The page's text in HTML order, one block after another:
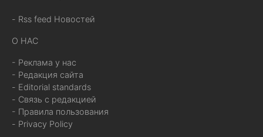
- Rss feed Новостей
О НАС
- Реклама у нас
- Редакция сайта
- Editorial standards
- Связь с редакцией
- Правила пользования
- Privacy Policy